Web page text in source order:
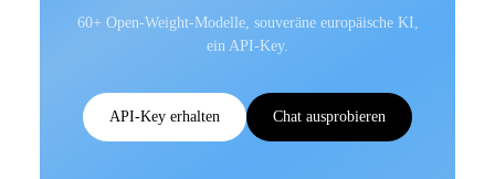
60+ Open-Weight-Modelle, souveräne europäische KI,
ein API-Key.
API-Key erhalten Chat ausprobieren